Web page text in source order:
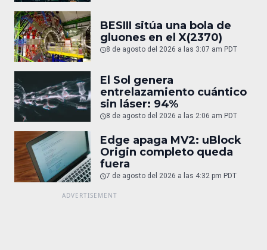
BESIII sitúa una bola de
gluones en el X(2370)
8 de agosto del 2026 a las 3:07 am PDT
El Sol genera
entrelazamiento cuántico
sin láser: 94%
8 de agosto del 2026 a las 2:06 am PDT
Edge apaga MV2: uBlock
Origin completo queda
fuera
7 de agosto del 2026 a las 4:32 pm PDT